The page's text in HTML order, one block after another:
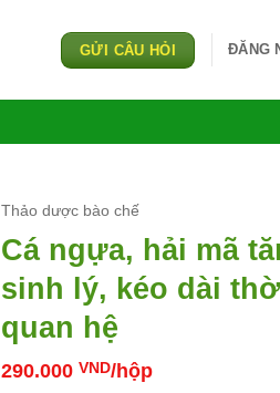
GỬI CÂU HỎI ĐĂNG
Thảo dược bào chế
Cá ngựa, hải mã
sinh lý, kéo dài
quan hệ
290.000 VND/hộp